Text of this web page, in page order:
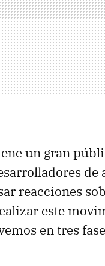
un gran
de
reacciones
este
en tres